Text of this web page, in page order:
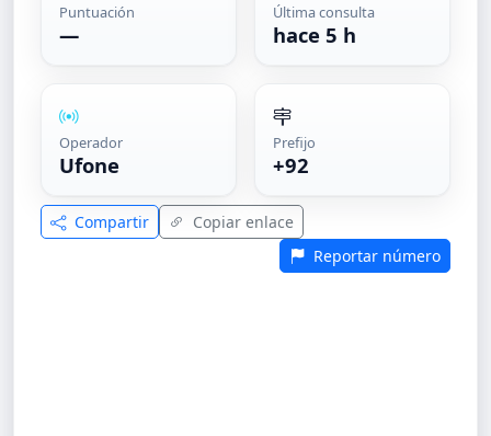
Puntuación
—
Última consulta
hace 5 h
Operador
Ufone
Prefijo
+92
Compartir
Copiar enlace
Reportar número